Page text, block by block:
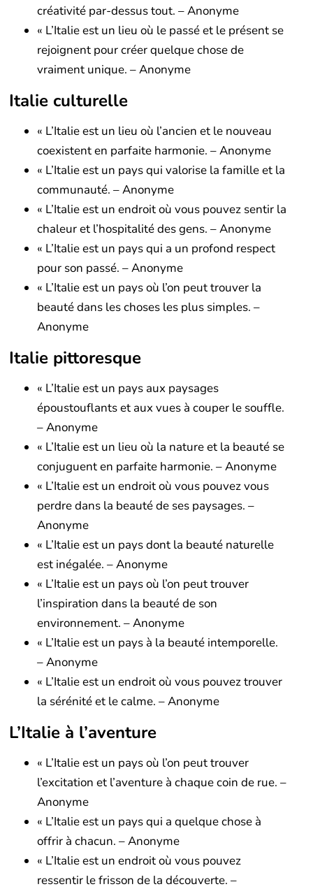
créativité par-dessus tout. – Anonyme
« L’Italie est un lieu où le passé et le présent se
rejoignent pour créer quelque chose de
vraiment unique. – Anonyme
Italie culturelle
« L’Italie est un lieu où l’ancien et le nouveau
coexistent en parfaite harmonie. – Anonyme
« L’Italie est un pays qui valorise la famille et la
communauté. – Anonyme
« L’Italie est un endroit où vous pouvez sentir la
chaleur et l’hospitalité des gens. – Anonyme
« L’Italie est un pays qui a un profond respect
pour son passé. – Anonyme
« L’Italie est un pays où l’on peut trouver la
beauté dans les choses les plus simples. –
Anonyme
Italie pittoresque
« L’Italie est un pays aux paysages
époustouflants et aux vues à couper le souffle.
– Anonyme
« L’Italie est un lieu où la nature et la beauté se
conjuguent en parfaite harmonie. – Anonyme
« L’Italie est un endroit où vous pouvez vous
perdre dans la beauté de ses paysages. –
Anonyme
« L’Italie est un pays dont la beauté naturelle
est inégalée. – Anonyme
« L’Italie est un pays où l’on peut trouver
l’inspiration dans la beauté de son
environnement. – Anonyme
« L’Italie est un pays à la beauté intemporelle.
– Anonyme
« L’Italie est un endroit où vous pouvez trouver
la sérénité et le calme. – Anonyme
L’Italie à l’aventure
« L’Italie est un pays où l’on peut trouver
l’excitation et l’aventure à chaque coin de rue. –
Anonyme
« L’Italie est un pays qui a quelque chose à
offrir à chacun. – Anonyme
« L’Italie est un endroit où vous pouvez
ressentir le frisson de la découverte. –